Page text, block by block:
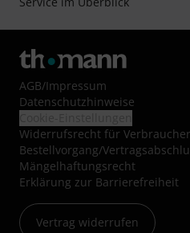
AGB/Impressum
Datenschutzhinweise
Widerrufsrecht für Verbraucher
Bestellvorgang/
Mängelhaftungsrecht
Erklärung zur Barrierefreiheit
Vertrag widerrufen